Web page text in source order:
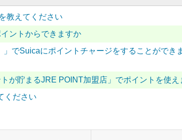
教えてください
ントからできますか
」でSuicaにポイントチャージをすることができ
が貯まるJRE POINT加盟店」でポイントを使え
ください